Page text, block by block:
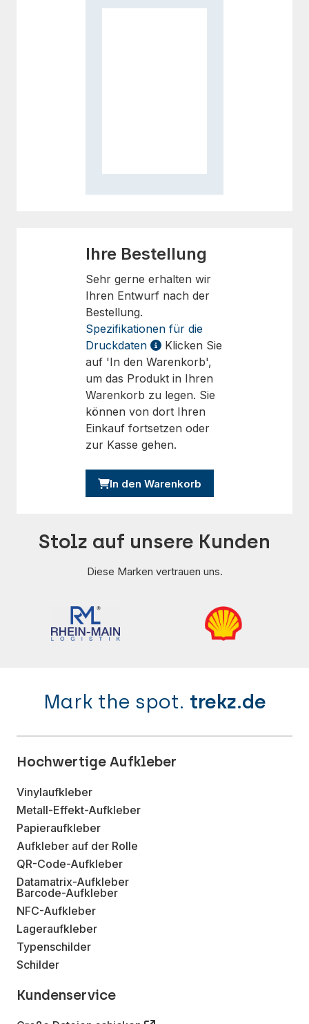
Ihre Bestellung
Sehr gerne erhalten wir
Ihren Entwurf nach der
Bestellung.
Spezifikationen für die
Druckdaten
Klicken Sie
auf 'In den Warenkorb',
um das Produkt in Ihren
Warenkorb zu legen. Sie
können von dort Ihren
Einkauf fortsetzen oder
zur Kasse gehen.
In den Warenkorb
Stolz auf unsere Kunden
Diese Marken vertrauen uns.
Mark the spot. trekz.de
Hochwertige Aufkleber
Vinylaufkleber
Metall-Effekt-Aufkleber
Papieraufkleber
Aufkleber auf der Rolle
QR-Code-Aufkleber
Datamatrix-Aufkleber
Barcode-Aufkleber
NFC-Aufkleber
Lageraufkleber
Typenschilder
Schilder
Kundenservice